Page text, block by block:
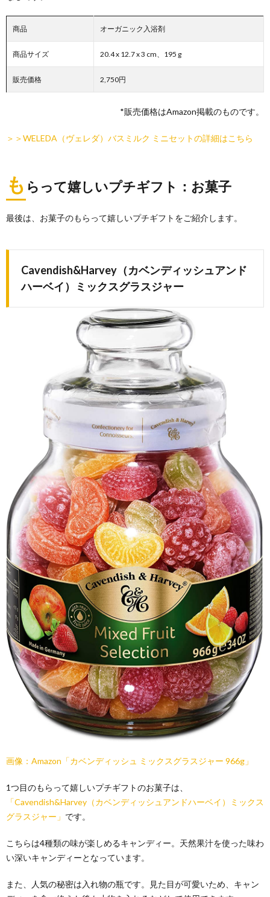
商品 オーガニック入浴剤
商品サイズ 20.4 x 12.7 x 3 cm、195 g
販売価格 2,750円
*販売価格はAmazon掲載のものです。
＞＞WELEDA（ヴェレダ）バスミルク ミニセットの詳細はこちら
も らって嬉しいプチギフト：お菓子
最後は、お菓子のもらって嬉しいプチギフトをご紹介します。
Cavendish&Harvey（カベンディッシュアンド
ハーベイ）ミックスグラスジャー
画像：Amazon「カベンディッシュ ミックスグラスジャー 966g」
1つ目のもらって嬉しいプチギフトのお菓子は、
「Cavendish&Harvey（カベンディッシュアンドハーベイ）ミックス
グラスジャー」 です。
こちらは4種類の味が楽しめるキャンディー。天然果汁を使った味わ
い深いキャンディーとなっています。
また、人気の秘密は入れ物の瓶です。見た目が可愛いため、キャン